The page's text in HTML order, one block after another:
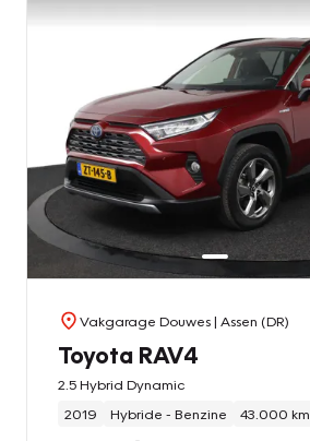
Vakgarage Douwes| Assen (DR)
Toyota RAV4
2.5 Hybrid Dynamic
2019
Hybride - Benzine 43.000 km